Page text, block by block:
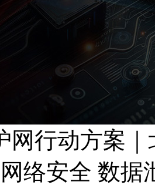
网行动方案
络安全 数据